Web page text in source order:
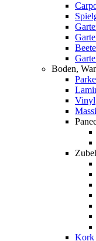
Boden,
Vinyl
Kork